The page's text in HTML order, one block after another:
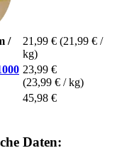
/
21,99 € (21,99 € /
kg)
23,99 €
(23,99 € / kg)
45,98 €
Daten: